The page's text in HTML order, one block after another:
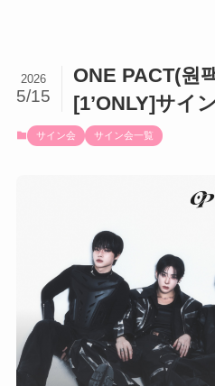
ONE PACT(원
[1’ONLY]サイ
2026
5/15
サイン会 サイン会一覧